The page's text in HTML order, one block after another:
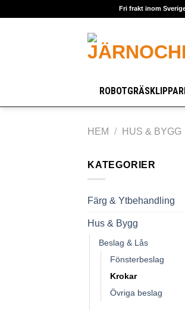
Fri frakt inom
HEM / HUS & BYGG
KATEGORIER
Färg & Ytbehandling
Hus & Bygg
Beslag & Lås
Fönsterbeslag
Krokar
Övriga beslag